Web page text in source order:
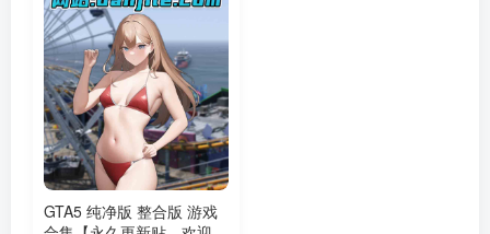
GTA5 纯净版 整合版 游戏